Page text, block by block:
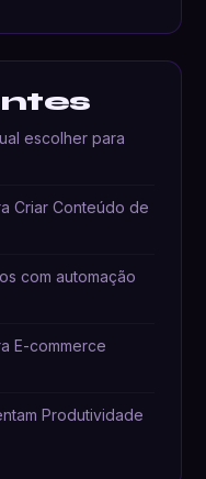
escolher para
Criar Conteúdo de
com automação
E-commerce
Produtividade